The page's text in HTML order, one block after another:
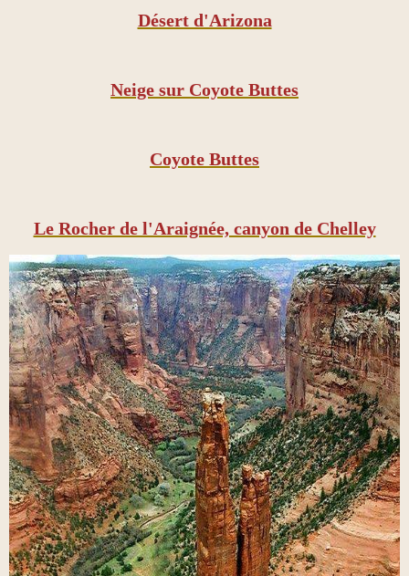
Désert d'Arizona
Neige sur Coyote Buttes
Coyote Buttes
Le Rocher de l'Araignée, canyon de Chelley